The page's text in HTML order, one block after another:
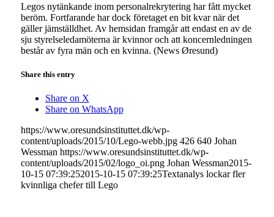
Legos nytänkande inom personalrekrytering har fått mycket
beröm. Fortfarande har dock företaget en bit kvar när det
gäller jämställdhet. Av hemsidan framgår att endast en av de
sju styrelseledamöterna är kvinnor och att koncernledningen
består av fyra män och en kvinna. (News Øresund)
Share this entry
Share on X
Share on WhatsApp
https://www.oresundsinstituttet.dk/wp-
content/uploads/2015/10/Lego-webb.jpg 426 640 Johan
Wessman https://www.oresundsinstituttet.dk/wp-
content/uploads/2015/02/logo_oi.png Johan Wessman2015-
10-15 07:39:252015-10-15 07:39:25Textanalys lockar fler
kvinnliga chefer till Lego